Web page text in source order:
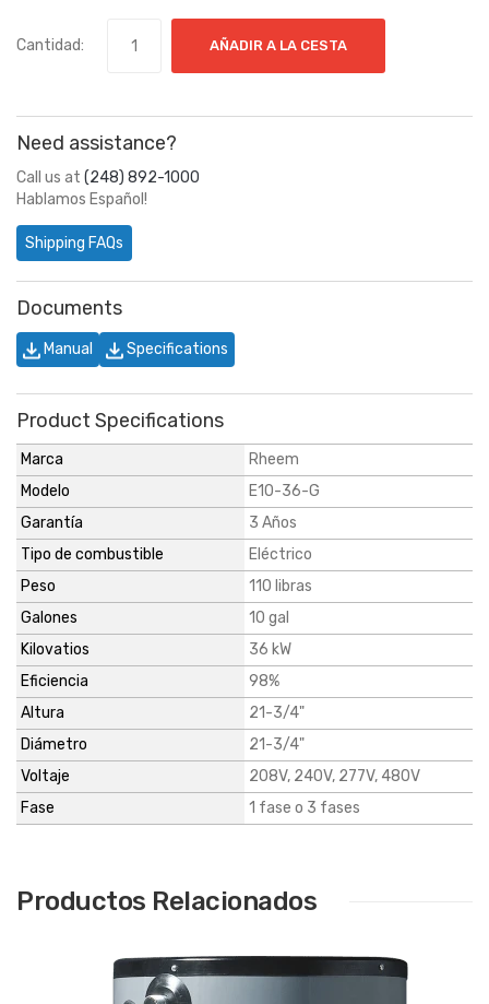
Cantidad: AÑADIR A LA CESTA
Need assistance?
Call us at (248) 892-1000
Hablamos Español!
Shipping FAQs
Documents
Manual Specifications
Product Specifications
Marca
Rheem
Modelo
E10-36-G
Garantía
3 Años
Tipo de combustible
Eléctrico
Peso
110 libras
Galones
10 gal
Kilovatios
36 kW
Eficiencia
98%
Altura
21-3/4"
Diámetro
21-3/4"
Voltaje
208V, 240V, 277V, 480V
Fase
1 fase o 3 fases
Productos Relacionados